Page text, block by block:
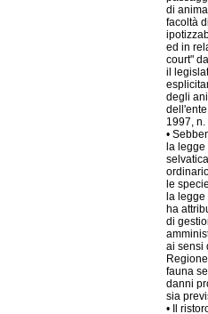
di
facoltà
ed in
court"
il
degli
1997,
•
la
le
la
ha
di
ai sensi
fauna
danni
sia
• Il